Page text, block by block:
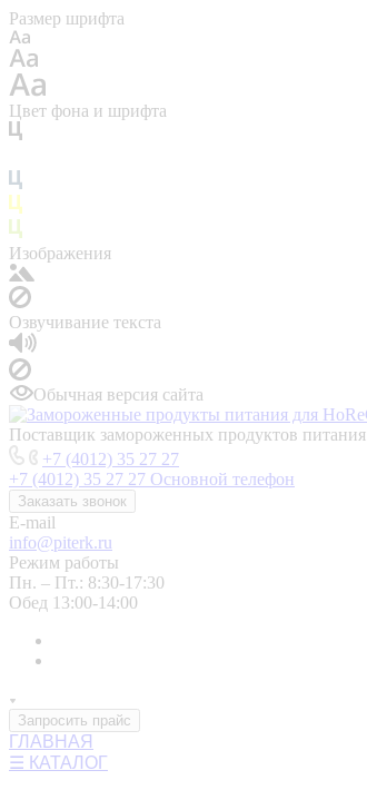
Размер шрифта
Цвет фона и шрифта
Изображения
Озвучивание текста
Обычная версия сайта
Поставщик замороженных продуктов питания
+7 (4012) 35 27 27
+7 (4012) 35 27 27 Основной телефон
Заказать звонок
E-mail
info@piterk.ru
Режим работы
Пн. – Пт.: 8:30-17:30
Обед 13:00-14:00
Запросить прайс
ГЛАВНАЯ
☰ КАТАЛОГ